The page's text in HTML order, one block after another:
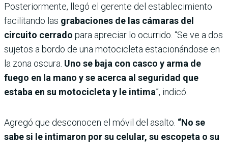
Posteriormente, llegó el gerente del establecimiento
facilitando las grabaciones de las cámaras del
circuito cerrado para apreciar lo ocurrido. “Se ve a dos
sujetos a bordo de una motocicleta estacionándose en
la zona oscura. Uno se baja con casco y arma de
fuego en la mano y se acerca al seguridad que
estaba en su motocicleta y le intima”, indicó.
Agregó que desconocen el móvil del asalto. “No se
sabe si le intimaron por su celular, su escopeta o su